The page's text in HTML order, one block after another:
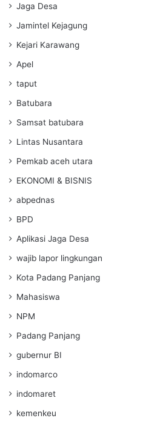
Jaga Desa
Jamintel Kejagung
Kejari Karawang
Apel
taput
Batubara
Samsat batubara
Lintas Nusantara
Pemkab aceh utara
EKONOMI & BISNIS
abpednas
BPD
Aplikasi Jaga Desa
wajib lapor lingkungan
Kota Padang Panjang
Mahasiswa
NPM
Padang Panjang
gubernur BI
indomarco
indomaret
kemenkeu